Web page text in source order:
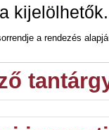
kijelölhetők.
a rendezés